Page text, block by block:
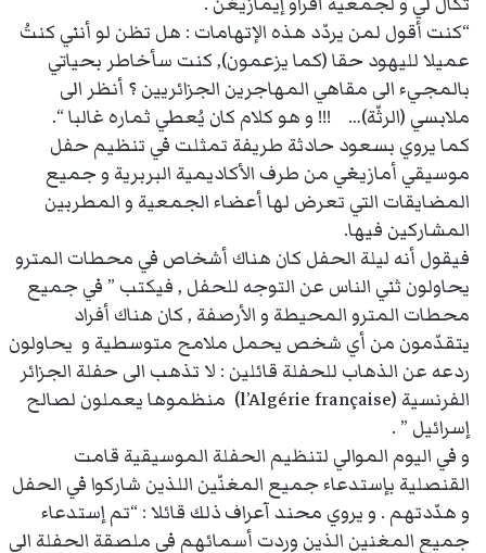
“كنت أقول لمن يردّد هذه الإتهامات : هل تظن لو أنني كنتُ
عميلا لليهود حقا (كما يزعمون), كنت سأخاطر بحياتي
بالمجيء الى مقاهي المهاجرين الجزائريين ؟ أنظر الى
ملابسي (الرثّة)… !!! و هو كلام كان يُعطي ثماره غالبا “.
كما يروي بسعود حادثة طريفة تمثلت في تنظيم حفل
موسيقي أمازيغي من طرف الأكاديمية البربرية و جميع
المضايقات التي تعرض لها أعضاء الجمعية و المطربين
المشاركين فيها.
فيقول أنه ليلة الحفل كان هناك أشخاص في محطات المترو
يحاولون ثني الناس عن التوجه للحفل , فيكتب ” في جميع
محطات المترو المحيطة و الأرصفة , كان هناك أفراد
يتقدّمون من أي شخص يحمل ملامح متوسطية و يحاولون
ردعه عن الذهاب للحفلة قائلين : لا تذهب الى حفلة الجزائر
الفرنسية (l’Algérie française) منظموها يعملون لصالح
إسرائيل ” .
و في اليوم الموالي لتنظيم الحفلة الموسيقية قامت
القنصلية بإستدعاء جميع المغنّين اللذين شاركوا في الحفل
و هدّدتهم . و يروي محند آعراف ذلك قائلا : “تم إستدعاء
جميع المغنين الذين وردت أسمائهم في ملصقة الحفلة الى